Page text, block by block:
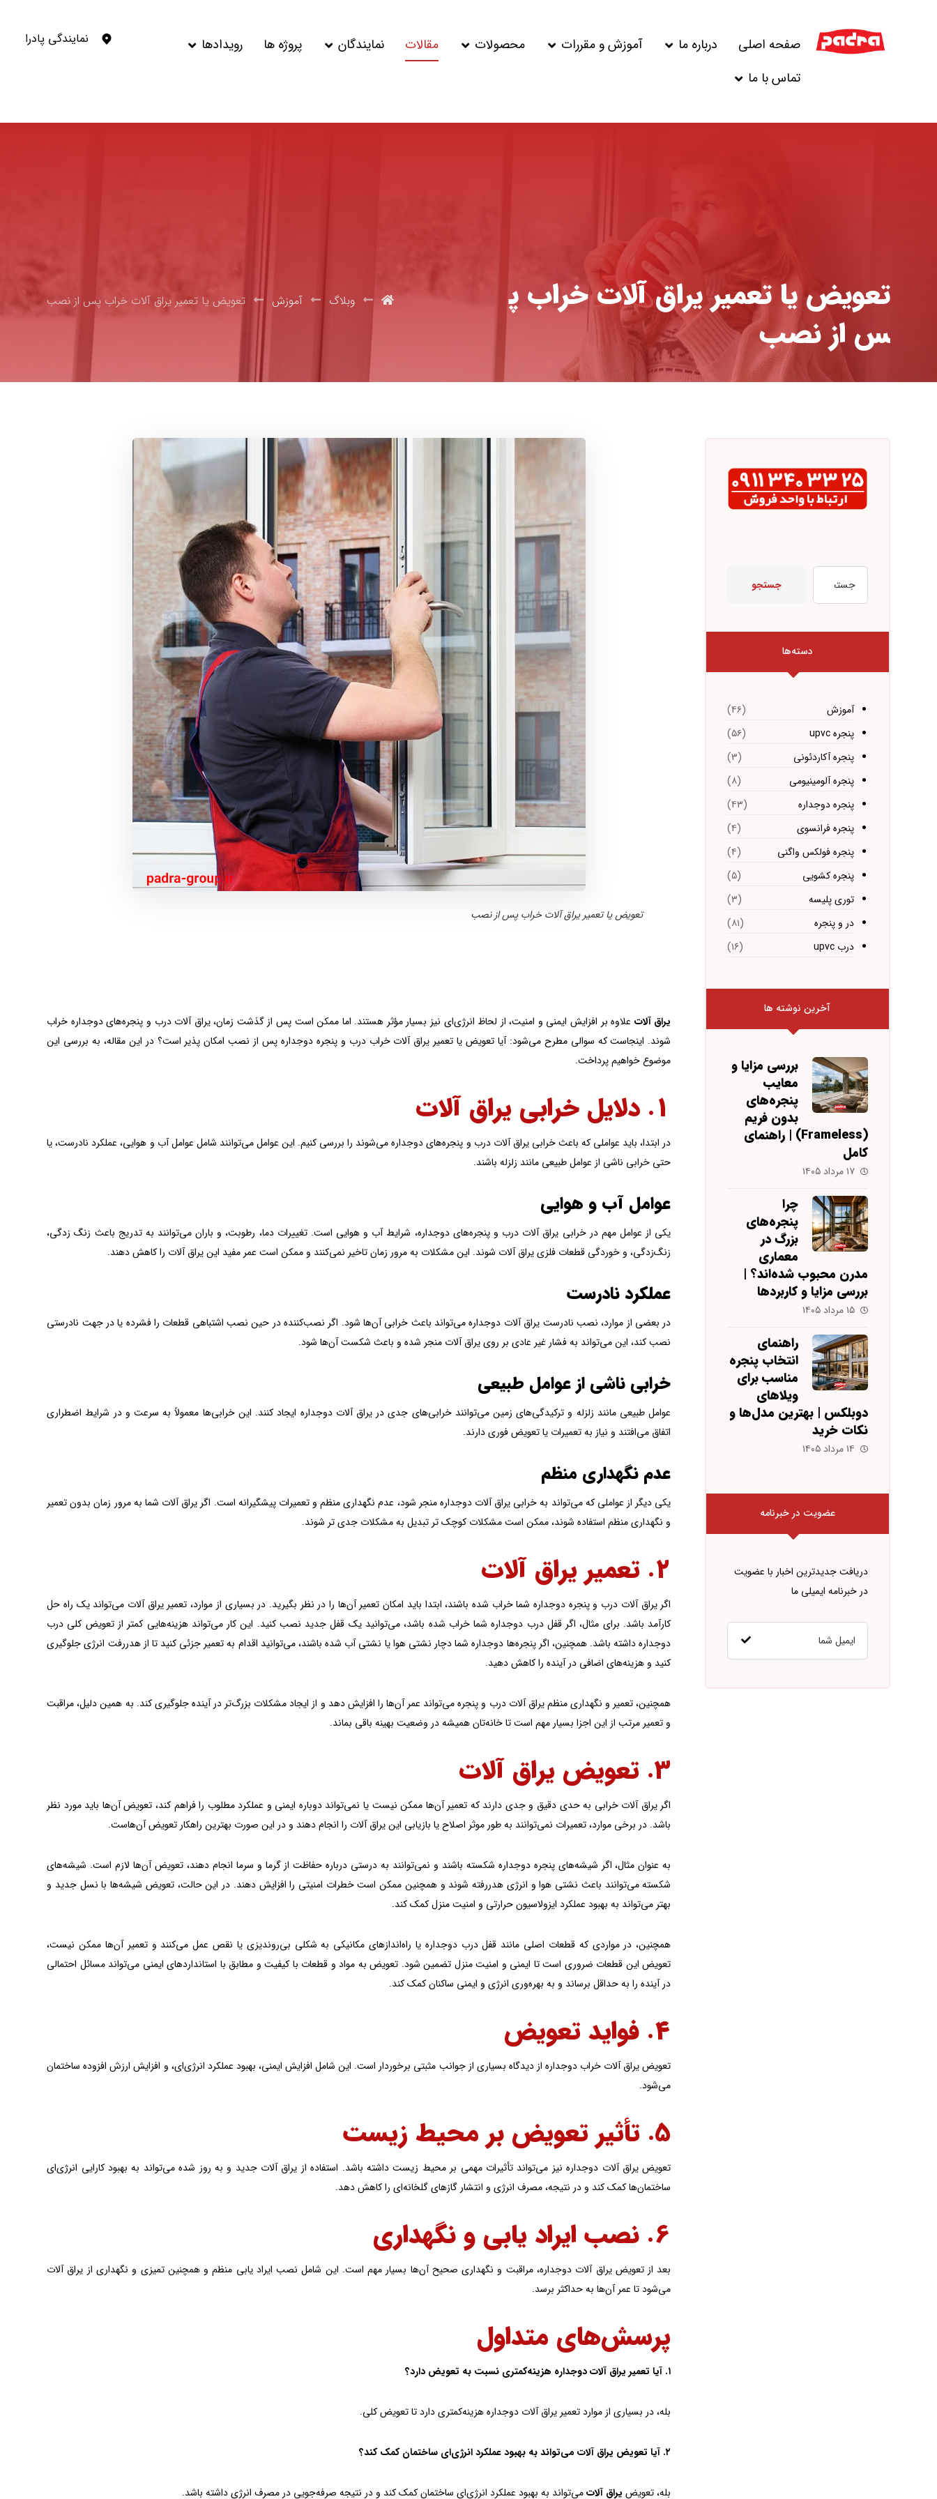
صفحه اصلی درباره ما آموزش و مقررات محصولات مقالات نمایندگان پروژه ها
رویدادها
تماس با ما
نمایندگی پادرا
تعویض یا تعمیر یراق آلات خراب پ
س از نصب
وبلاگ آموزش تعویض یا تعمیر یراق آلات خراب پس از نصب
تعویض یا تعمیر یراق آلات خراب پس از نصب
یراق آلات علاوه بر افزایش ایمنی و امنیت، از لحاظ انرژی‌ای نیز بسیار مؤثر هستند. اما ممکن است پس از گذشت زمان، یراق آلات درب و پنجره‌های دوجداره خراب
شوند. اینجاست که سوالی مطرح می‌شود: آیا تعویض یا تعمیر یراق آلات خراب درب و پنجره دوجداره پس از نصب امکان پذیر است؟ در این مقاله، به بررسی این
موضوع خواهیم پرداخت.
۱. دلایل خرابی یراق آلات
در ابتدا، باید عواملی که باعث خرابی یراق آلات درب و پنجره‌های دوجداره می‌شوند را بررسی کنیم. این عوامل می‌توانند شامل عوامل آب و هوایی، عملکرد نادرست، یا
حتی خرابی ناشی از عوامل طبیعی مانند زلزله باشند.
عوامل آب و هوایی
یکی از عوامل مهم در خرابی یراق آلات درب و پنجره‌های دوجداره، شرایط آب و هوایی است. تغییرات دما، رطوبت، و باران می‌توانند به تدریج باعث زنگ زدگی،
زنگ‌زدگی، و خوردگی قطعات فلزی یراق آلات شوند. این مشکلات به مرور زمان تاخیر نمی‌کنند و ممکن است عمر مفید این یراق آلات را کاهش دهند.
عملکرد نادرست
در بعضی از موارد، نصب نادرست یراق آلات دوجداره می‌تواند باعث خرابی آن‌ها شود. اگر نصب‌کننده در حین نصب اشتباهی قطعات را فشرده یا در جهت نادرستی
نصب کند، این می‌تواند به فشار غیر عادی بر روی یراق آلات منجر شده و باعث شکست آن‌ها شود.
خرابی ناشی از عوامل طبیعی
عوامل طبیعی مانند زلزله و ترکیدگی‌های زمین می‌توانند خرابی‌های جدی در یراق آلات دوجداره ایجاد کنند. این خرابی‌ها معمولاً به سرعت و در شرایط اضطراری
اتفاق می‌افتند و نیاز به تعمیرات یا تعویض فوری دارند.
عدم نگهداری منظم
یکی دیگر از عواملی که می‌تواند به خرابی یراق آلات دوجداره منجر شود، عدم نگهداری منظم و تعمیرات پیشگیرانه است. اگر یراق آلات شما به مرور زمان بدون تعمیر
و نگهداری منظم استفاده شوند، ممکن است مشکلات کوچک تر تبدیل به مشکلات جدی تر شوند.
۲. تعمیر یراق آلات
اگر یراق آلات درب و پنجره دوجداره شما خراب شده باشند، ابتدا باید امکان تعمیر آن‌ها را در نظر بگیرید. در بسیاری از موارد، تعمیر یراق آلات می‌تواند یک راه حل
کارآمد باشد. برای مثال، اگر قفل درب دوجداره شما خراب شده باشد، می‌توانید یک قفل جدید نصب کنید. این کار می‌تواند هزینه‌هایی کمتر از تعویض کلی درب
دوجداره داشته باشد. همچنین، اگر پنجره‌ها دوجداره شما دچار نشتی هوا یا نشتی آب شده باشند، می‌توانید اقدام به تعمیر جزئی کنید تا از هدررفت انرژی جلوگیری
کنید و هزینه‌های اضافی در آینده را کاهش دهید.
همچنین، تعمیر و نگهداری منظم یراق آلات درب و پنجره می‌تواند عمر آن‌ها را افزایش دهد و از ایجاد مشکلات بزرگ‌تر در آینده جلوگیری کند. به همین دلیل، مراقبت
و تعمیر مرتب از این اجزا بسیار مهم است تا خانه‌تان همیشه در وضعیت بهینه باقی بماند.
۳. تعویض یراق آلات
اگر یراق آلات خرابی به حدی دقیق و جدی دارند که تعمیر آن‌ها ممکن نیست یا نمی‌تواند دوباره ایمنی و عملکرد مطلوب را فراهم کند، تعویض آن‌ها باید مورد نظر
باشد. در برخی موارد، تعمیرات نمی‌توانند به طور موثر اصلاح یا بازیابی این یراق آلات را انجام دهند و در این صورت بهترین راهکار تعویض آن‌هاست.
به عنوان مثال، اگر شیشه‌های پنجره دوجداره شکسته باشند و نمی‌توانند به درستی درباره حفاظت از گرما و سرما انجام دهند، تعویض آن‌ها لازم است. شیشه‌های
شکسته می‌توانند باعث نشتی هوا و انرژی هدررفته شوند و همچنین ممکن است خطرات امنیتی را افزایش دهند. در این حالت، تعویض شیشه‌ها با نسل جدید و
بهتر می‌تواند به بهبود عملکرد ایزولاسیون حرارتی و امنیت منزل کمک کند.
همچنین، در مواردی که قطعات اصلی مانند قفل درب دوجداره یا راه‌اندازهای مکانیکی به شکلی بی‌روندیزی یا نقص عمل می‌کنند و تعمیر آن‌ها ممکن نیست،
تعویض این قطعات ضروری است تا ایمنی و امنیت منزل تضمین شود. تعویض به مواد و قطعات با کیفیت و مطابق با استانداردهای ایمنی می‌تواند مسائل احتمالی
در آینده را به حداقل برساند و به بهره‌وری انرژی و ایمنی ساکنان کمک کند.
۴. فواید تعویض
تعویض یراق آلات خراب دوجداره از دیدگاه بسیاری از جوانب مثبتی برخوردار است. این شامل افزایش ایمنی، بهبود عملکرد انرژی‌ای، و افزایش ارزش افزوده ساختمان
می‌شود.
۵. تأثیر تعویض بر محیط زیست
تعویض یراق آلات دوجداره نیز می‌تواند تأثیرات مهمی بر محیط زیست داشته باشد. استفاده از یراق آلات جدید و به روز شده می‌تواند به بهبود کارایی انرژی‌ای
ساختمان‌ها کمک کند و در نتیجه، مصرف انرژی و انتشار گازهای گلخانه‌ای را کاهش دهد.
۶. نصب ایراد یابی و نگهداری
بعد از تعویض یراق آلات دوجداره، مراقبت و نگهداری صحیح آن‌ها بسیار مهم است. این شامل نصب ایراد یابی منظم و همچنین تمیزی و نگهداری از یراق آلات
می‌شود تا عمر آن‌ها به حداکثر برسد.
پرسش‌های متداول
۱. آیا تعمیر یراق آلات دوجداره هزینه‌کمتری نسبت به تعویض دارد؟
بله، در بسیاری از موارد تعمیر یراق آلات دوجداره هزینه‌کمتری دارد تا تعویض کلی.
۲. آیا تعویض یراق آلات می‌تواند به بهبود عملکرد انرژی‌ای ساختمان کمک کند؟
بله، تعویض یراق آلاتمی‌تواند به بهبود عملکرد انرژی‌ای ساختمان کمک کند و در نتیجه صرفه‌جویی در مصرف انرژی داشته باشد.
جستجو
دسته‌ها
آموزش (۴۶)
پنجره upvc
(۵۶)
پنجره آکاردئونی
(۳)
پنجره آلومینیومی
(۸)
پنجره دوجداره
(۴۳)
پنجره فرانسوی
(۴)
پنجره فولکس واگنی
(۴)
پنجره کشویی
(۵)
توری پلیسه
(۳)
در و پنجره
(۸۱)
درب upvc
(۱۶)
آخرین نوشته ها
بررسی مزایا و
معایب
پنجره‌های
بدون فریم
(Frameless) | راهنمای
کامل
۱۷ مرداد ۱۴۰۵
چرا
پنجره‌های
بزرگ در
معماری
مدرن محبوب شده‌اند؟ |
بررسی مزایا و کاربردها
۱۵ مرداد ۱۴۰۵
راهنمای
انتخاب پنجره
مناسب برای
ویلاهای
دوبلکس | بهترین مدل‌ها و
نکات خرید
۱۴ مرداد ۱۴۰۵
عضویت در خبرنامه
دریافت جدیدترین اخبار با عضویت
در خبرنامه ایمیلی ما